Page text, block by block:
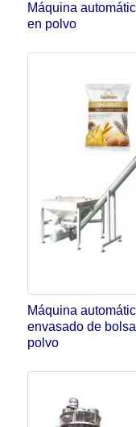
Máquina
en polvo
Máquina
envasado de
polvo